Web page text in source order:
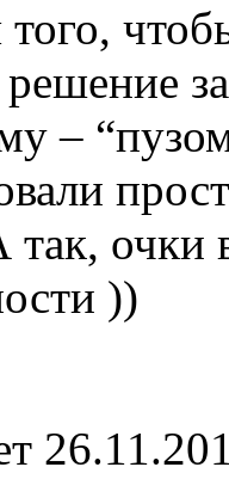
решение
–
очки
))